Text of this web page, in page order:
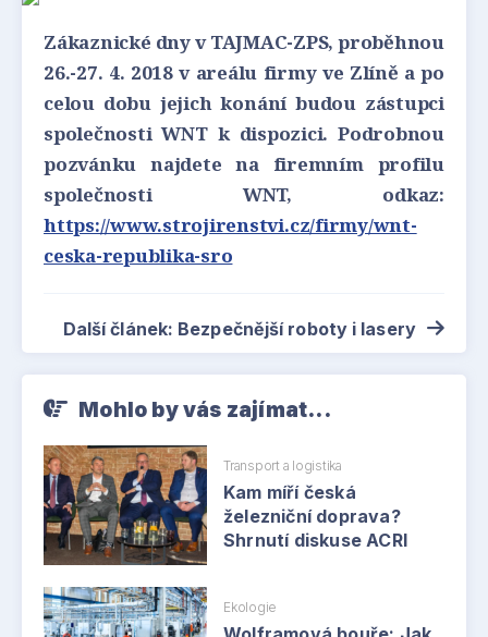
Zákaznické dny v TAJMAC-ZPS, proběhnou
26.-27. 4. 2018 v areálu firmy ve Zlíně a po
celou dobu jejich konání budou zástupci
společnosti WNT k dispozici. Podrobnou
pozvánku najdete na firemním profilu
společnosti WNT, odkaz:
https://www.strojirenstvi.cz/firmy/wnt-
ceska-republika-sro
Další článek: Bezpečnější roboty i lasery
Mohlo by vás zajímat...
Transport a logistika
Kam míří česká
železniční doprava?
Shrnutí diskuse ACRI
Ekologie